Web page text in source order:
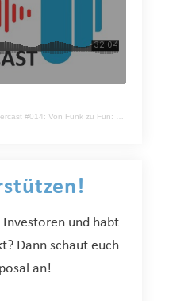
Von Funk zu Fun: Der Fernmeldeturm wird zur Event-Hochburg
Investoren und habt
Dann schaut euch
an!